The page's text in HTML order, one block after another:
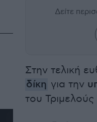
Δείτε
Στην τελική
δίκη για την
του